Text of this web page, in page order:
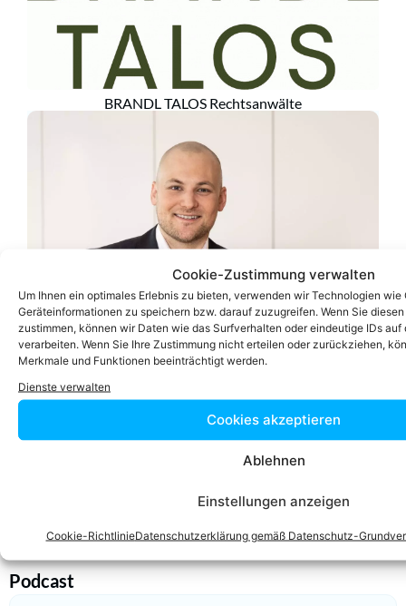
Cookie-Zustimmung verwalten
Um Ihnen ein optimales Erlebnis zu bieten, verwenden wir Technologien wie
Geräteinformationen zu speichern bzw. darauf zuzugreifen. Wenn Sie
zustimmen, können wir Daten wie das Surfverhalten oder eindeutige IDs auf
verarbeiten. Wenn Sie Ihre Zustimmung nicht erteilen oder zurückziehen,
Merkmale und Funktionen beeinträchtigt werden.
Dienste verwalten
Cookies akzeptieren
Ablehnen
Einstellungen anzeigen
Cookie-RichtlinieDatenschutzerklärung gemäß Datenschutz-
BRANDL TALOS Rechtsanwälte
Podcast